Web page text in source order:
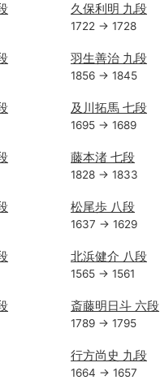
久保利明 九段
1722 → 1728
羽生善治 九段
1856 → 1845
及川拓馬 七段
1695 → 1689
藤本渚 七段
1828 → 1833
松尾歩 八段
1637 → 1629
北浜健介 八段
1565 → 1561
斎藤明日斗 六段
1789 → 1795
行方尚史 九段
1664 → 1657